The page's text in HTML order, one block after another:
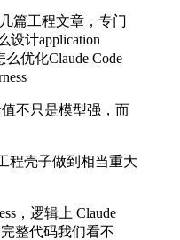
篇工程文章，专门
设计application
么优化Claude Code
值不只是模型强，而
程壳子做到相当重大
，逻辑上 Claude
整代码我们看不